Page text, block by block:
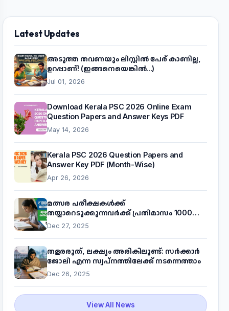
Latest Updates
അടുത്ത തവണയും ലിസ്റ്റിൽ പേര് കാണില്ല,
ഉറപ്പാണ്! (ഇങ്ങനെയെങ്കിൽ...)
Jul 01, 2026
Download Kerala PSC 2026 Online Exam
Question Papers and Answer Keys PDF
May 14, 2026
Kerala PSC 2026 Question Papers and
Answer Key PDF (Month-Wise)
Apr 26, 2026
മത്സര പരീക്ഷകൾക്ക്
തയ്യാറെടുക്കുന്നവർക്ക് പ്രതിമാസം 1000
രൂപ! മുഖ്യമന്ത്രിയുടെ 'കണക്ട് ടു വർക്ക്'
പദ്ധതിയെക്കുറിച്ച് അറിയാം
Dec 27, 2025
തളരരുത്, ലക്ഷ്യം അരികിലുണ്ട്: സർക്കാർ
ജോലി എന്ന സ്വപ്നത്തിലേക്ക് നടന്നെത്താം
Dec 26, 2025
View All News